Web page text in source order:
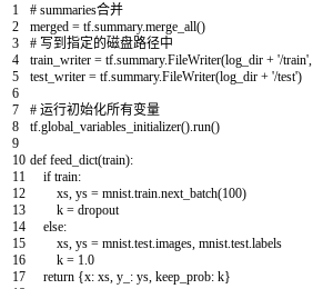
1
2
3
4
5
6
7
8
9
10
11
12
13
14
15
16
17
# summaries合并
merged = tf.summary.merge_all()
# 写到指定的磁盘路径中
train_writer = tf.summary.FileWriter(log_dir + '/train',
test_writer = tf.summary.FileWriter(log_dir + '/test')
# 运行初始化所有变量
tf.global_variables_initializer().run()
def feed_dict(train):
if train:
xs, ys = mnist.train.next_batch(100)
k = dropout
else:
xs, ys = mnist.test.images, mnist.test.labels
k = 1.0
return {x: xs, y_ : ys, keep_prob: k}